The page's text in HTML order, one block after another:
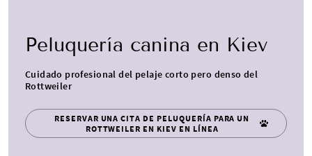
Peluquería canina en Kiev
Cuidado profesional del pelaje corto pero denso del
Rottweiler
RESERVAR UNA CITA DE PELUQUERÍA PARA UN
ROTTWEILER EN KIEV EN LÍNEA